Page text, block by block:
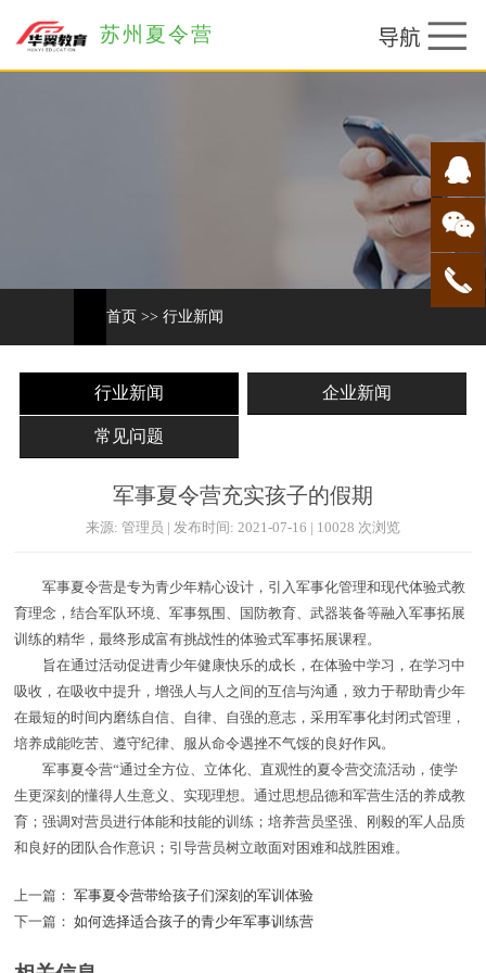
苏州夏令营
首页 >> 行业新闻
行业新闻 企业新闻
常见问题
军事夏令营充实孩子的假期
来源: 管理员 | 发布时间: 2021-07-16 | 10028 次浏览
军事夏令营是专为青少年精心设计，引入军事化管理和现代体验式教
育理念，结合军队环境、军事氛围、国防教育、武器装备等融入军事拓展
训练的精华，最终形成富有挑战性的体验式军事拓展课程。
旨在通过活动促进青少年健康快乐的成长，在体验中学习，在学习中
吸收，在吸收中提升，增强人与人之间的互信与沟通，致力于帮助青少年
在最短的时间内磨练自信、自律、自强的意志，采用军事化封闭式管理，
培养成能吃苦、遵守纪律、服从命令遇挫不气馁的良好作风。
军事夏令营“通过全方位、立体化、直观性的夏令营交流活动，使学
生更深刻的懂得人生意义、实现理想。通过思想品德和军营生活的养成教
育；强调对营员进行体能和技能的训练；培养营员坚强、刚毅的军人品质
和良好的团队合作意识；引导营员树立敢面对困难和战胜困难。
上一篇： 军事夏令营带给孩子们深刻的军训体验
下一篇： 如何选择适合孩子的青少年军事训练营